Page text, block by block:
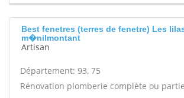
Best fenetres (terres de fenetre) Les
m�nilmontant
Artisan
Département: 93, 75
Rénovation plomberie complète ou